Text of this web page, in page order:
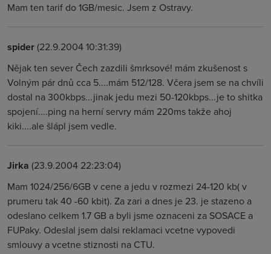
Mam ten tarif do 1GB/mesic. Jsem z Ostravy.
spider(22.9.2004 10:31:39)
Nějak ten sever Čech zazdili šmrksové! mám zkušenost s
Volným pár dnů cca 5....mám 512/128. Včera jsem se na chvíli
dostal na 300kbps...jinak jedu mezi 50-120kbps...je to shitka
spojení....ping na herní servry mám 220ms takže ahoj
kiki....ale šlápl jsem vedle.
Jirka (23.9.2004 22:23:04)
Mam 1024/256/6GB v cene a jedu v rozmezi 24-120 kb( v
prumeru tak 40 -60 kbit). Za zari a dnes je 23. je stazeno a
odeslano celkem 1.7 GB a byli jsme oznaceni za SOSACE a
FUPaky. Odeslal jsem dalsi reklamaci vcetne vypovedi
smlouvy a vcetne stiznosti na CTU.